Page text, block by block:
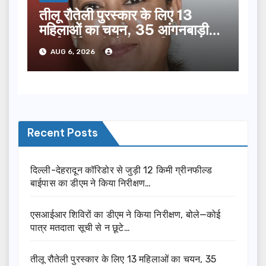
तीलू रौतेली पुरस्कार के लिए 13
महिलाओं का चयन, 35 आंगनबाड़ी
कार्यकर्तियां भी होंगी सम्मानित…
AUG 6, 2026
Recent Posts
दिल्ली-देहरादून कॉरिडोर से जुड़ी 12 किमी ग्रीनफील्ड
बाईपास का डीएम ने किया निरीक्षण…
एसआईआर शिविरों का डीएम ने किया निरीक्षण, बोले—कोई
पात्र मतदाता सूची से न छूटे…
तीलू रौतेली पुरस्कार के लिए 13 महिलाओं का चयन, 35